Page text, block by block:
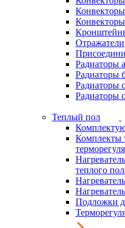
Отражатели
Радиаторы
Радиаторы
Радиаторы
Радиаторы
Теплый пол
Комплекты
теплого
Подложки